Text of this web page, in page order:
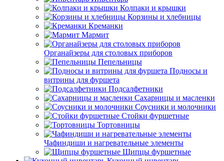
Колпаки и крышки
Корзины и хлебницы
Креманки
Мармит
Органайзеры для столовых приборов
Пепельницы
Подносы и
витрины для фуршета
Подсалфетники
Сахарницы и масленки
Соусники и молочники
Стойки фуршетные
Тортовницы
Чафиндиши и нагревательные элементы
Щипцы фуршетные